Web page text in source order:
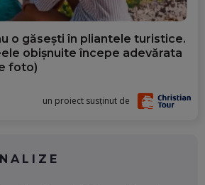
o găsești în pliantele turistice.
obișnuite începe adevărata
foto)
un proiect susținut de